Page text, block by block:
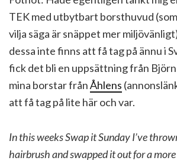
TEK med utbytbart borsthuvud
vilja säga är snäppet mer
dessa inte finns att få tag på ännu i
fick det bli en uppsättning från Björn
mina borstar frånÅhlens
att få tag på lite här och var.
In this weeks Swap it Sunday I’ve
hairbrush and swapped it out for a